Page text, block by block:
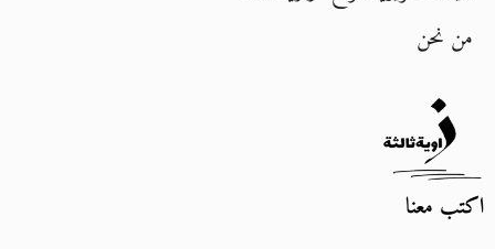
من نحن
اكتب معنا